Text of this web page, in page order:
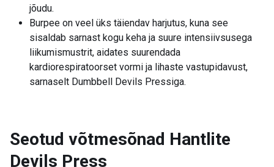
jõudu.
Burpee on veel üks täiendav harjutus, kuna see
sisaldab sarnast kogu keha ja suure intensiivsusega
liikumismustrit, aidates suurendada
kardiorespiratoorset vormi ja lihaste vastupidavust,
sarnaselt Dumbbell Devils Pressiga.
Seotud võtmesõnad Hantlite
Devils Press